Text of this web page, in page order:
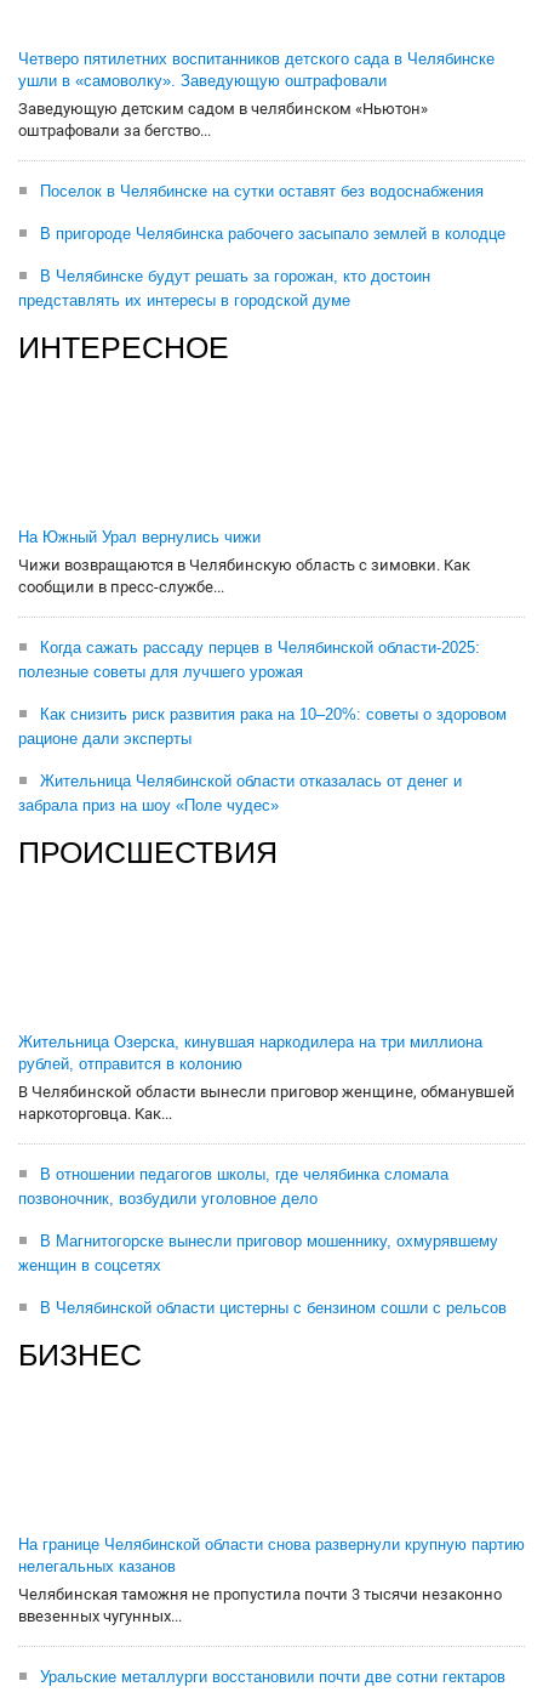
Четверо пятилетних воспитанников детского сада в Челябинске
ушли в «самоволку». Заведующую оштрафовали
Заведующую детским садом в челябинском «Ньютон»
оштрафовали за бегство...
Поселок в Челябинске на сутки оставят без водоснабжения
В пригороде Челябинска рабочего засыпало землей в колодце
В Челябинске будут решать за горожан, кто достоин
представлять их интересы в городской думе
ИНТЕРЕСНОЕ
На Южный Урал вернулись чижи
Чижи возвращаются в Челябинскую область с зимовки. Как
сообщили в пресс-службе...
Когда сажать рассаду перцев в Челябинской области-2025:
полезные советы для лучшего урожая
Как снизить риск развития рака на 10–20%: советы о здоровом
рационе дали эксперты
Жительница Челябинской области отказалась от денег и
забрала приз на шоу «Поле чудес»
ПРОИСШЕСТВИЯ
Жительница Озерска, кинувшая наркодилера на три миллиона
рублей, отправится в колонию
В Челябинской области вынесли приговор женщине, обманувшей
наркоторговца. Как...
В отношении педагогов школы, где челябинка сломала
позвоночник, возбудили уголовное дело
В Магнитогорске вынесли приговор мошеннику, охмурявшему
женщин в соцсетях
В Челябинской области цистерны с бензином сошли с рельсов
БИЗНЕС
На границе Челябинской области снова развернули крупную партию
нелегальных казанов
Челябинская таможня не пропустила почти 3 тысячи незаконно
ввезенных чугунных...
Уральские металлурги восстановили почти две сотни гектаров